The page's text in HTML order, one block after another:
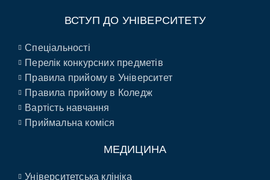
ВСТУП ДО УНІВЕРСИТЕТУ
Спеціальності
Перелік конкурсних предметів
Правила прийому в Університет
Правила прийому в Коледж
Вартість навчання
Приймальна коміся
МЕДИЦИНА
Університетська клініка